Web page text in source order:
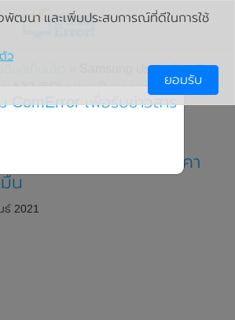
» Samsung ประเทศไทยเปิด
A32 (5G) อย่างเป็นทางการ ในราคาเป็น
ศไทยเปิดตัว Samsung
อย่างเป็นทางการ ในราคา
น
2021
พัฒนา และเพิ่มประสบการณ์ที่ดีในการใช้
ว
ยอมรับ
ComError เพื่อรับข่าวสาร